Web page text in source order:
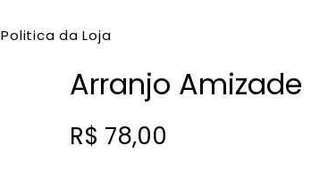
Arranjo Amizade
R$ 78,00
Politica da Loja